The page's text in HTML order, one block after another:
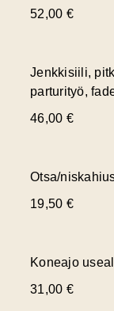
52,00 €
Jenkkisiili,
parturityö,
46,00 €
Otsa/
19,50 €
Koneajo
31,00 €